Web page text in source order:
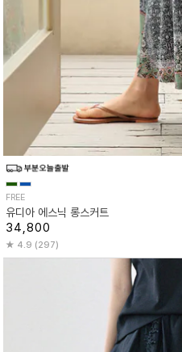
FREE
유디아 에스닉 롱스커트
34,800
4.9 (297)